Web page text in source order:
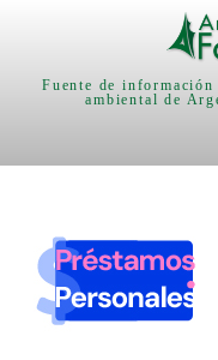
Fuente de
ambiental de